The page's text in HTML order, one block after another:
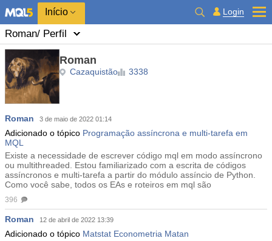
Início Login
Roman/ Perfil
Roman
Cazaquistão 3338
Roman 3 de maio de 2022 01:14
Adicionado o tópico Programação assíncrona e multi-tarefa em
MQL
Existe a necessidade de escrever código mql em modo assíncrono
ou multithreaded. Estou familiarizado com a escrita de códigos
assíncronos e multi-tarefa a partir do módulo assíncio de Python.
Como você sabe, todos os EAs e roteiros em mql são
396
Roman 12 de abril de 2022 13:39
Adicionado o tópico Matstat Econometria Matan